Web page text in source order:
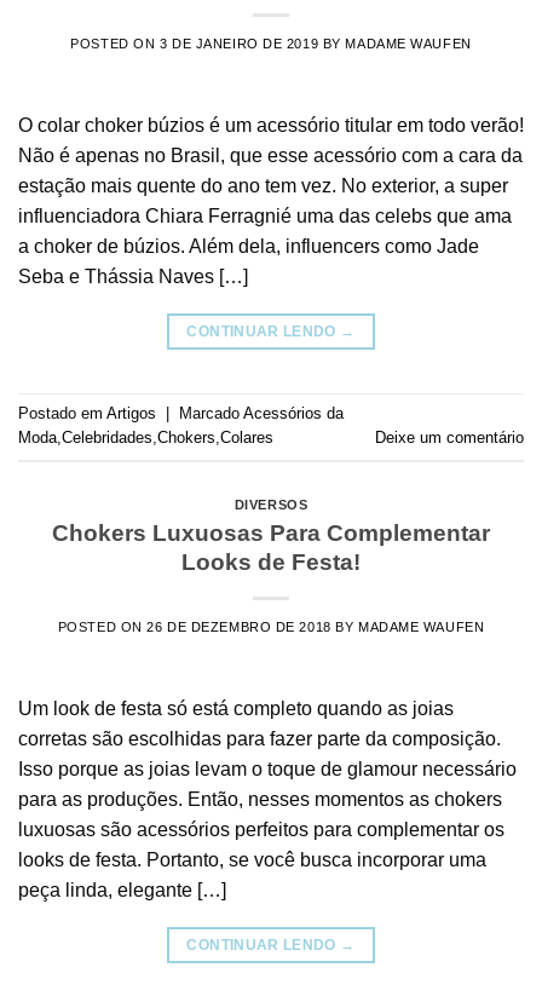
POSTED ON 3 DE JANEIRO DE 2019 BYMADAME WAUFEN
O colar choker búzios é um acessório titular em todo verão!
Não é apenas no Brasil, que esse acessório com a cara da
estação mais quente do ano tem vez. No exterior, a super
influenciadora Chiara Ferragnié uma das celebs que ama
a choker de búzios. Além dela, influencers como Jade
Seba e Thássia Naves […]
CONTINUAR LENDO →
Postado em Artigos Marcado Acessórios da
Moda,Celebridades,Chokers,Colares Deixe um comentário
DIVERSOS
Chokers Luxuosas Para Complementar
Looks de Festa!
POSTED ON26 DE DEZEMBRO DE 2018 BY MADAME WAUFEN
Um look de festa só está completo quando as joias
corretas são escolhidas para fazer parte da composição.
Isso porque as joias levam o toque de glamour necessário
para as produções. Então, nesses momentos as chokers
luxuosas são acessórios perfeitos para complementar os
looks de festa. Portanto, se você busca incorporar uma
peça linda, elegante […]
CONTINUAR LENDO →